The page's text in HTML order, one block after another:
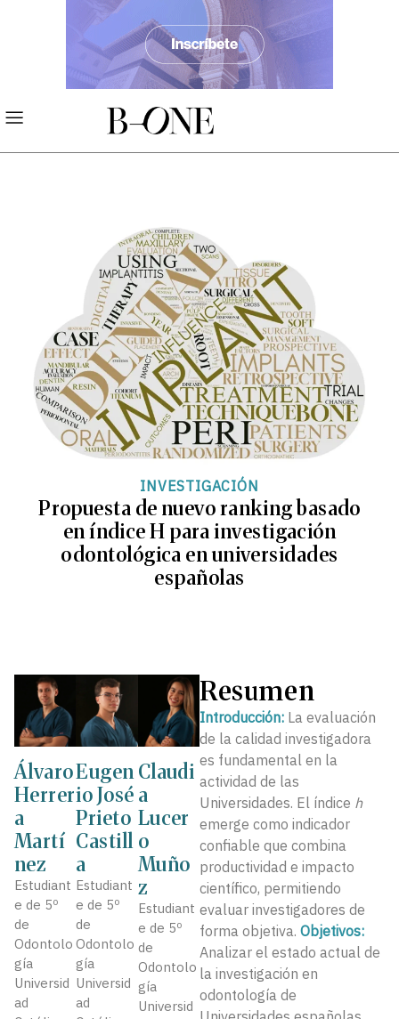
INVESTIGACIÓN
Propuesta de nuevo ranking basado
en índice H para investigación
odontológica en universidades
españolas
Álvaro
Herrer
a
Martí
nez
Estudiant
e de 5º
de
Odontolo
gía
Universid
ad
Eugen
io José
Prieto
Castill
a
Estudiant
e de 5º
de
Odontolo
gía
Universid
ad
Claudi
a
Lucer
o
Muño
z
Estudiant
e de 5º
de
Odontolo
gía
Universid
Resumen
Introducción: La evaluación
de la calidad investigadora
es fundamental en la
actividad de las
Universidades. El índice h
emerge como indicador
confiable que combina
productividad e impacto
científico, permitiendo
evaluar investigadores de
forma objetiva. Objetivos:
Analizar el estado actual de
la investigación en
odontología de